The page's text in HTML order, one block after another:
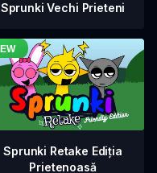
Sprunki Vechi Prieteni
Sprunki Retake Ediția
Prietenoasă